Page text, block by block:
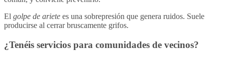
El golpe de ariete es una sobrepresión que genera ruidos. Suele
producirse al cerrar bruscamente grifos.
¿Tenéis servicios para comunidades de vecinos?